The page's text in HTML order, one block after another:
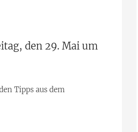
den 29. Mai um
Tipps aus dem